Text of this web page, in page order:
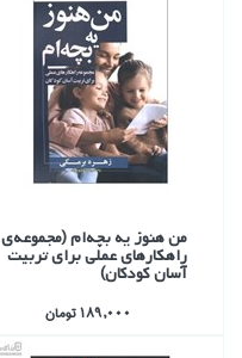
من هنوز يه بچه‌ام (مجموعه‌ي
راهكارهاي عملي براي تربيت
آسان كودكان)
189,000 تومان